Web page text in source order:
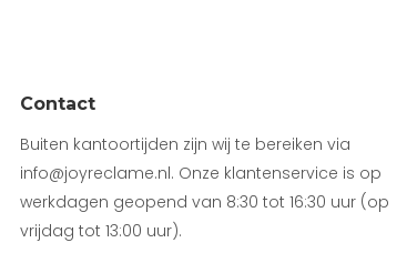
Contact
Buiten kantoortijden zijn wij te bereiken via
info@joyreclame.nl. Onze klantenservice is op
werkdagen geopend van 8:30 tot 16:30 uur (op
vrijdag tot 13:00 uur).